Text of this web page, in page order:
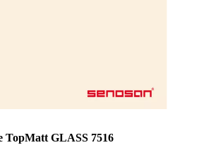
TopMatt GLASS 7516